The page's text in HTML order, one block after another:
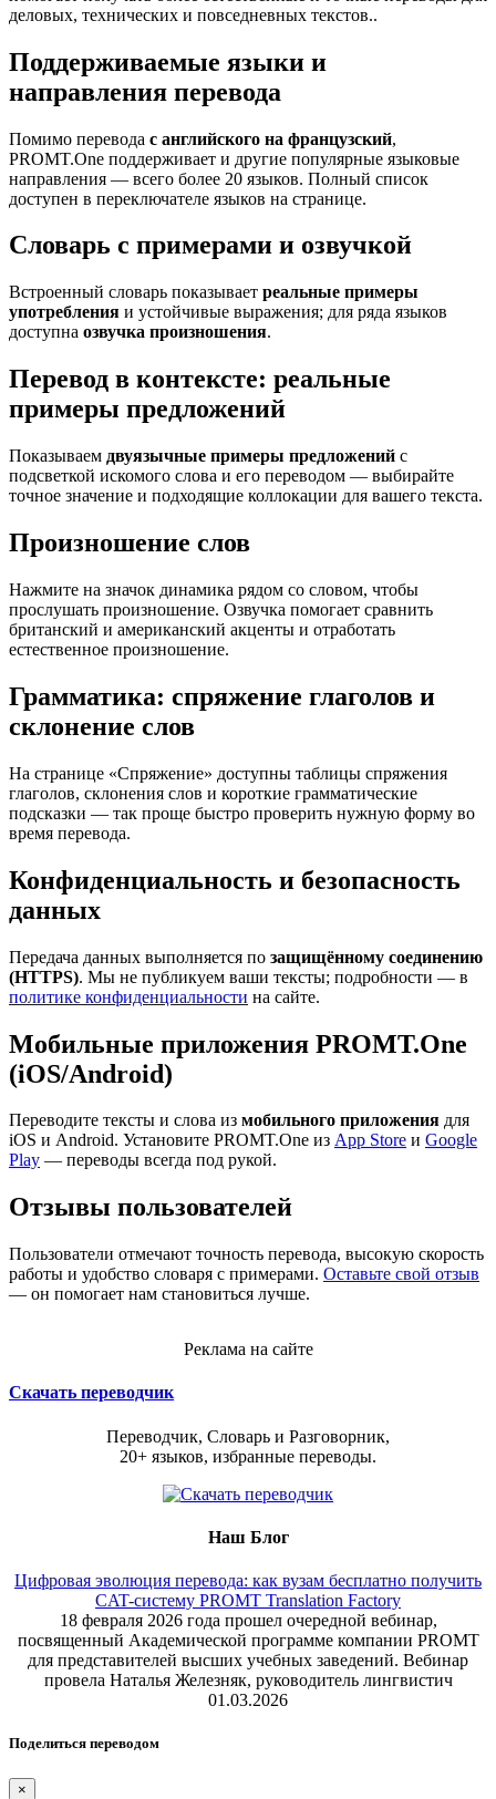
деловых, технических и повседневных текстов..
Поддерживаемые языки и
направления перевода
Помимо перевода с английского на французский,
PROMT.One поддерживает и другие популярные языковые
направления — всего более 20 языков. Полный список
доступен в переключателе языков на странице.
Словарь с примерами и озвучкой
Встроенный словарь показывает реальные примеры
употребления и устойчивые выражения; для ряда языков
доступна озвучка произношения.
Перевод в контексте: реальные
примеры предложений
Показываем двуязычные примеры предложений с
подсветкой искомого слова и его переводом — выбирайте
точное значение и подходящие коллокации для вашего текста.
Произношение слов
Нажмите на значок динамика рядом со словом, чтобы
прослушать произношение. Озвучка помогает сравнить
британский и американский акценты и отработать
естественное произношение.
Грамматика: спряжение глаголов и
склонение слов
На странице «Спряжение» доступны таблицы спряжения
глаголов, склонения слов и короткие грамматические
подсказки — так проще быстро проверить нужную форму во
время перевода.
Конфиденциальность и безопасность
данных
Передача данных выполняется по защищённому соединению
(HTTPS). Мы не публикуем ваши тексты; подробности — в
политике конфиденциальности на сайте.
Мобильные приложения PROMT.One
(iOS/Android)
Переводите тексты и слова из мобильного приложения для
iOS и Android. Установите PROMT.One из App Store и Google
Play — переводы всегда под рукой.
Отзывы пользователей
Пользователи отмечают точность перевода, высокую скорость
работы и удобство словаря с примерами. Оставьте свой отзыв
— он помогает нам становиться лучше.
Реклама на сайте
Скачать переводчик
Переводчик, Словарь и Разговорник,
20+ языков, избранные переводы.
Наш Блог
Цифровая эволюция перевода: как вузам бесплатно получить
CAT-систему PROMT Translation Factory
18 февраля 2026 года прошел очередной вебинар,
посвященный Академической программе компании PROMT
для представителей высших учебных заведений. Вебинар
провела Наталья Железняк, руководитель лингвистич
01.03.2026
Поделиться переводом
×